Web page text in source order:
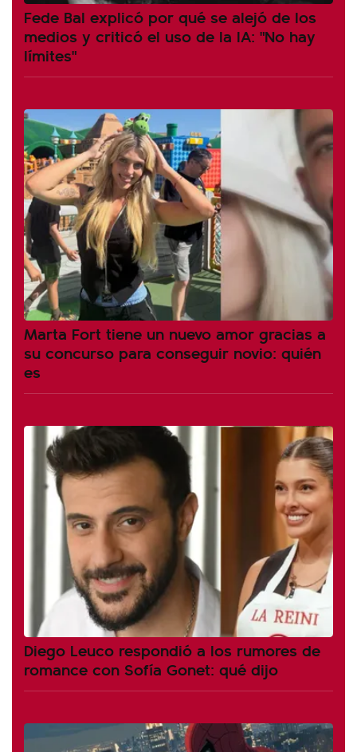
Fede Bal explicó por qué se alejó de los
medios y criticó el uso de la IA: "No hay
límites"
Marta Fort tiene un nuevo amor gracias a
su concurso para conseguir novio: quién
es
Diego Leuco respondió a los rumores de
romance con Sofía Gonet: qué dijo